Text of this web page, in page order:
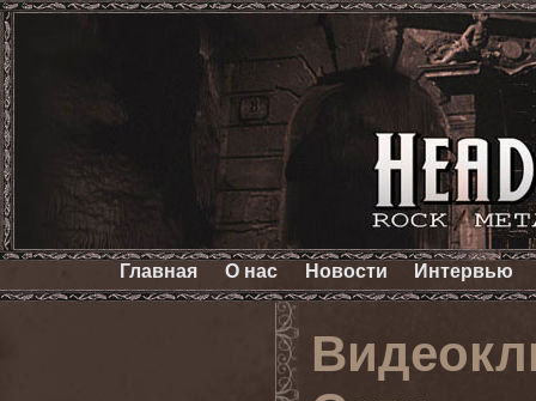
Главная О нас Новости Интервью